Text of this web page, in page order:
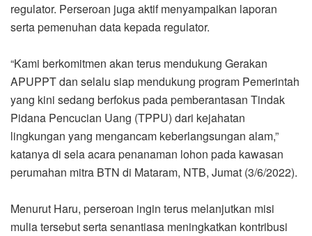
regulator. Perseroan juga aktif menyampaikan laporan
serta pemenuhan data kepada regulator.
“Kami berkomitmen akan terus mendukung Gerakan
APUPPT dan selalu siap mendukung program Pemerintah
yang kini sedang berfokus pada pemberantasan Tindak
Pidana Pencucian Uang (TPPU) dari kejahatan
lingkungan yang mengancam keberlangsungan alam,”
katanya di sela acara penanaman lohon pada kawasan
perumahan mitra BTN di Mataram, NTB, Jumat (3/6/2022).
Menurut Haru, perseroan ingin terus melanjutkan misi
mulia tersebut serta senantiasa meningkatkan kontribusi